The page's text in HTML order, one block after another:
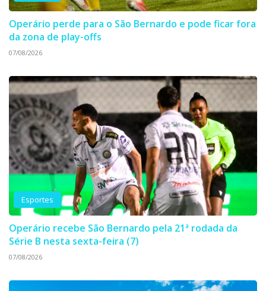
Operário perde para o São Bernardo e pode ficar fora
da zona de play-offs
07/08/2026
Esportes
Operário recebe São Bernardo pela 21ª rodada da
Série B nesta sexta-feira (7)
07/08/2026